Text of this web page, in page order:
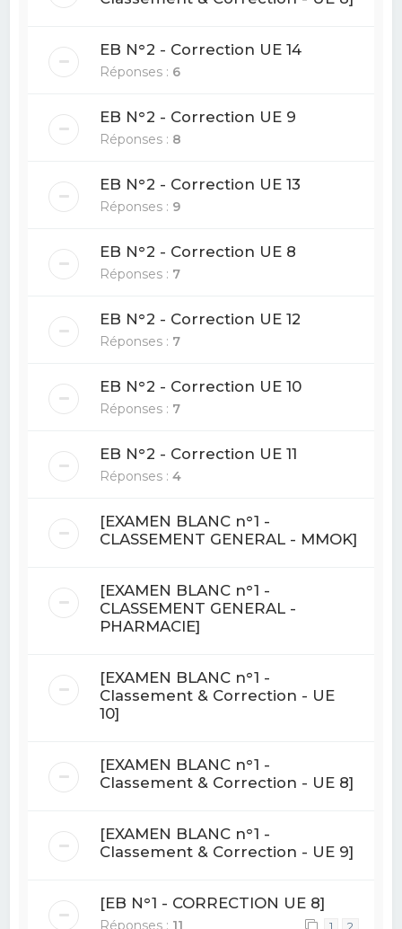
EB N°2 - Correction UE 14
Réponses : 6
EB N°2 - Correction UE 9
Réponses : 8
EB N°2 - Correction UE 13
Réponses : 9
EB N°2 - Correction UE 8
Réponses : 7
EB N°2 - Correction UE 12
Réponses : 7
EB N°2 - Correction UE 10
Réponses : 7
EB N°2 - Correction UE 11
Réponses :4
[EXAMEN BLANC n°1 -
CLASSEMENT GENERAL - MMOK]
[EXAMEN BLANC n°1 -
CLASSEMENT GENERAL -
PHARMACIE]
[EXAMEN BLANC n°1 -
Classement & Correction - UE
10]
[EXAMEN BLANC n°1 -
Classement & Correction - UE 8]
[EXAMEN BLANC n°1 -
Classement & Correction - UE 9]
[EB N°1 - CORRECTION UE 8]
Réponses : 11